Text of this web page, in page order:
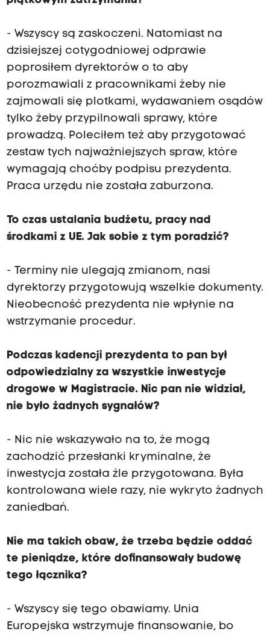
- Wszyscy są zaskoczeni. Natomiast na
dzisiejszej cotygodniowej odprawie
poprosiłem dyrektorów o to aby
porozmawiali z pracownikami żeby nie
zajmowali się plotkami, wydawaniem osądów
tylko żeby przypilnowali sprawy, które
prowadzą. Poleciłem też aby przygotować
zestaw tych najważniejszych spraw, które
wymagają choćby podpisu prezydenta.
Praca urzędu nie została zaburzona.
To czas ustalania budżetu, pracy nad
środkami z UE. Jak sobie z tym poradzić?
- Terminy nie ulegają zmianom, nasi
dyrektorzy przygotowują wszelkie dokumenty.
Nieobecność prezydenta nie wpłynie na
wstrzymanie procedur.
Podczas kadencji prezydenta to pan był
odpowiedzialny za wszystkie inwestycje
drogowe w Magistracie. Nic pan nie widział,
nie było żadnych sygnałów?
- Nic nie wskazywało na to, że mogą
zachodzić przesłanki kryminalne, że
inwestycja została źle przygotowana. Była
kontrolowana wiele razy, nie wykryto żadnych
zaniedbań.
Nie ma takich obaw, że trzeba będzie oddać
te pieniądze, które dofinansowały budowę
tego łącznika?
- Wszyscy się tego obawiamy. Unia
Europejska wstrzymuje finansowanie, bo